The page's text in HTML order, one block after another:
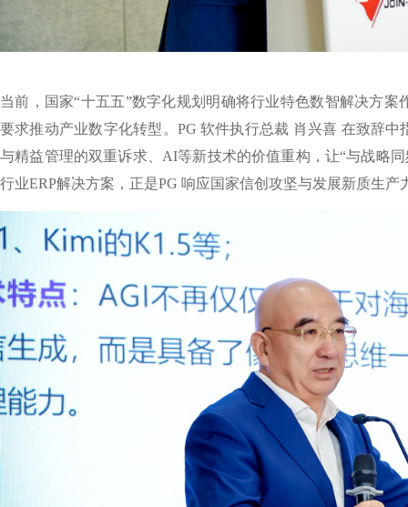
当前，国家“十五五”数字化规划明确将行业特色数智解决方
要求推动产业数字化转型。PG 软件执行总裁 肖兴喜 在致辞
与精益管理的双重诉求、AI等新技术的价值重构，让“与战略
行业ERP解决方案，正是PG 响应国家信创攻坚与发展新质生产